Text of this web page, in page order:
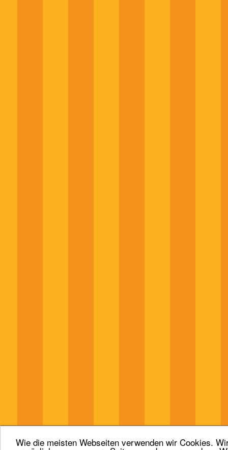
Wie die meisten Webseiten verwenden wir Cookies.